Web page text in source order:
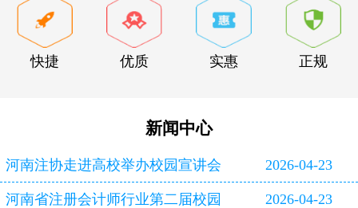
快捷 优质 实惠 正规
新闻中心
河南注协走进高校举办校园宣讲会 2026-04-23
河南省注册会计师行业第二届校园 2026-04-23